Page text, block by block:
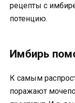
рецепты с
потенцию.
Имбирь
К самым
поражают